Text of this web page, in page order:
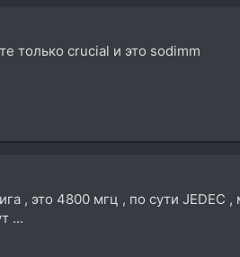
только crucial и это sodimm
, это 4800 мгц , по сути JEDEC
...